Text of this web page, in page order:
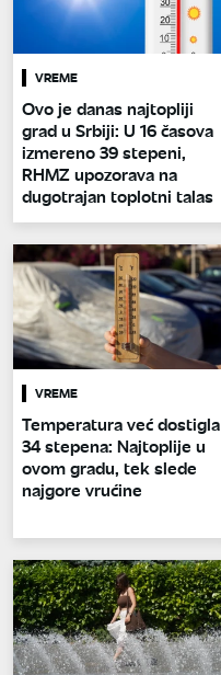
VREME
Ovo je danas najtopliji
grad u Srbiji: U 16 časova
izmereno 39 stepeni,
RHMZ upozorava na
dugotrajan toplotni talas
VREME
Temperatura već dostigla
34 stepena: Najtoplije u
ovom gradu, tek slede
najgore vrućine